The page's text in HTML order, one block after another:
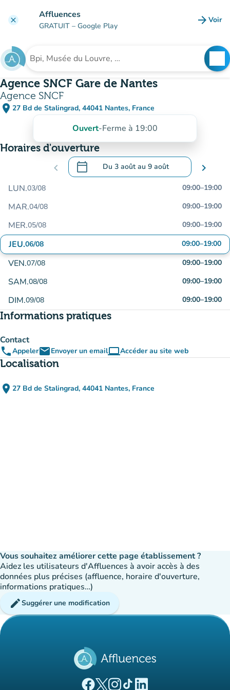
clear Affluences
GRATUIT – Google Play arrow_forward Voir
Rechercher un établissement
Agence SNCF Gare de Nantes
Agence SNCF
place 27 Bd de Stalingrad, 44041 Nantes, France
(ouvrir dans Google Maps)
(nouvel onglet)
Ouvert-Ferme à 19:00
Horaires d'ouverture
chevron_left calendar_today Du 3 aoûtau 9 août
.Ouvrir le calendrier pour changer de
chevron_right
LUN.03/08 09:00–19:00
MAR.04/08 09:00–19:00
MER.05/08 09:00–19:00
JEU.06/08 09:00–19:00
VEN.07/08 09:00–19:00
SAM.08/08 09:00–19:00
DIM.09/08 09:00–19:00
Informations pratiques
Contact
phoneAppeleremailEnvoyer un emailcomputerAccéder au site web
(nouvel onglet)
Localisation
place 27 Bd de Stalingrad, 44041 Nantes, France
(ouvrir dans Google Maps)
(nouvel onglet)
Vous souhaitez améliorer cette page établissement ?
Aidez les utilisateurs d'Affluences à avoir accès à des
données plus précises (affluence, horaire d'ouverture,
informations pratiques…)
editSuggérer une modification
(nouvel onglet)
(nouvel onglet)
(nouvel onglet)
(nouvel onglet)